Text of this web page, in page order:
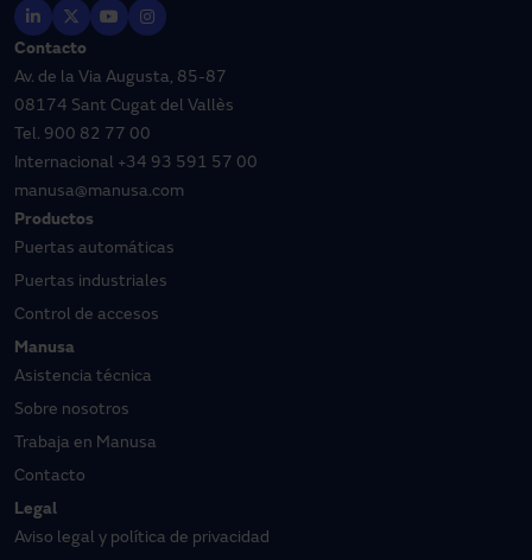
Contacto
Av. de la Via Augusta, 85-87
08174 Sant Cugat del Vallès
Tel. 900 82 77 00
Internacional +34 93 591 57 00
manusa@manusa.com
Productos
Puertas automáticas
Puertas industriales
Control de accesos
Manusa
Asistencia técnica
Sobre nosotros
Trabaja en Manusa
Contacto
Legal
Aviso legal y política de privacidad